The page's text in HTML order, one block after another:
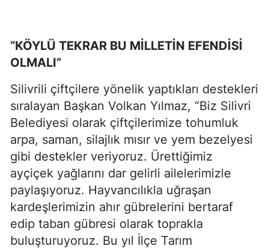
“KÖYLÜ TEKRAR BU MİLLETİN EFENDİSİ
OLMALI”
Silivrili çiftçilere yönelik yaptıkları destekleri
sıralayan Başkan Volkan Yılmaz, “Biz Silivri
Belediyesi olarak çiftçilerimize tohumluk
arpa, saman, silajlık mısır ve yem bezelyesi
gibi destekler veriyoruz. Ürettiğimiz
ayçiçek yağlarını dar gelirli ailelerimizle
paylaşıyoruz. Hayvancılıkla uğraşan
kardeşlerimizin ahır gübrelerini bertaraf
edip taban gübresi olarak toprakla
buluşturuyoruz. Bu yıl İlçe Tarım